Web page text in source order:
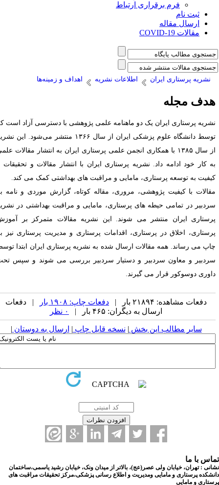
فرم برقراری ارتباط
ثبت نام
ارسال مقاله
مقالات COVID-19
نشریه پرستاری ایران اطلاعات نشریه اهداف و زمینه‌ها
مجله
پرستاری ایران یک دو ماهنامه علمی پژوهشی با دسترسی آزاد است که
توسط دانشگاه علوم پزشکی ایران از سال ۱۳۶۶ منتشر می‌شود. این نشریه
از سال ۱۳۸۵ با همکاری انجمن علمی پرستاری ایران به انتشار مقالات علمی
کار خود ادامه داد. نشریه پرستاری ایران با انتشار مقالات و تحقیقات با
به توسعه پرستاری، مامایی و مراقبت های بهداشتی کمک می کند.
با کیفیت پژوهشی، مروری، مقاله کوتاه، گزارش موردی و نامه به
در تمامی حیطه های پرستاری، مامایی و مراقبت بهداشتی در نشریه
ایران منتشر می شوند. این نشریه مقالات متمرکز بر آموزش
اخلاق در پرستاری، اقدامات پرستاری و مدیریت پرستاری نیز به
می رساند. همه مقالات ارسال شده به نشریه پرستاری ایران ابتدا توسط
و معاون سردبیر و دستیار سردبیر بررسی می شوند و سپس تحت
دوسوکور قرار می گیرند.
دفعات مشاهده: ۲۱۸۹۴ بار | دفعات چاپ: ۱۹۰۸ بار
| دفعات
ارسال به دیگران: ۴۶۵ بار |
سایر مطالب این بخش | نسخه قابل چاپ| ارسال به دوستان|
با ما
: تهران، خیابان ولی عصر(عج)، بالاتر از میدان ونک، خیابان رشید یاسمی،ساختمان
پرستاری و مامایی ومدیریت و اطلاع رسانی پزشکی،مرکز تحقیقات مراقبت های
و مامایی